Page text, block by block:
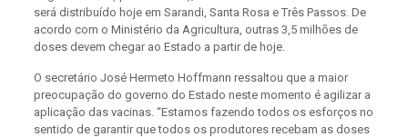
será distribuído hoje em Sarandi, Santa Rosa e Três Passos. De
acordo com o Ministério da Agricultura, outras 3,5 milhões de
doses devem chegar ao Estado a partir de hoje.
O secretário José Hermeto Hoffmann ressaltou que a maior
preocupação do governo do Estado neste momento é agilizar a
aplicação das vacinas. “Estamos fazendo todos os esforços no
sentido de garantir que todos os produtores recebam as doses